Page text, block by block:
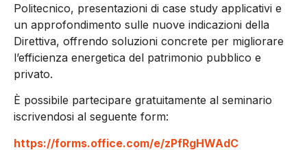
Politecnico, presentazioni di case study applicativi e
un approfondimento sulle nuove indicazioni della
Direttiva, offrendo soluzioni concrete per migliorare
l’efficienza energetica del patrimonio pubblico e
privato.
È possibile partecipare gratuitamente al seminario
iscrivendosi al seguente form:
https://forms.office.com/e/zPfRgHWAdC